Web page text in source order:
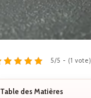
5/5 - (1 vote)
Table des Matières